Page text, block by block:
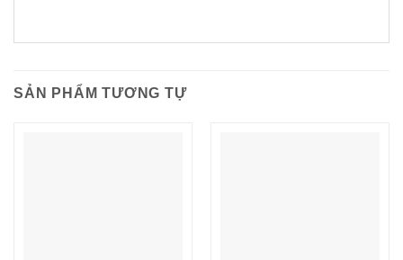
SẢN PHẨM TƯƠNG TỰ